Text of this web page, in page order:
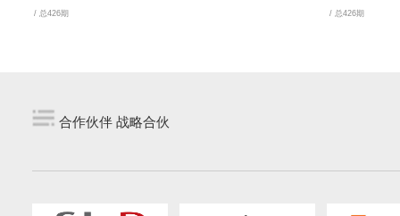
/ 总426期 / 总426期
合作伙伴 战略合伙